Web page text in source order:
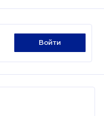
войти